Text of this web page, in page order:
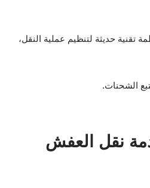
تقنية حديثة لتنظيم عملية النقل،
الشحنات.
نقل العفش